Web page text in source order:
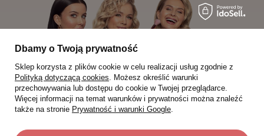
Dbamy o Twoją prywatność
Sklep korzysta z plików cookie w celu realizacji usług zgodnie z
Polityką dotyczącą cookies. Możesz określić warunki
przechowywania lub dostępu do cookie w Twojej przeglądarce.
Więcej informacji na temat warunków i prywatności można znaleźć
także na stronie Prywatność i warunki Google.